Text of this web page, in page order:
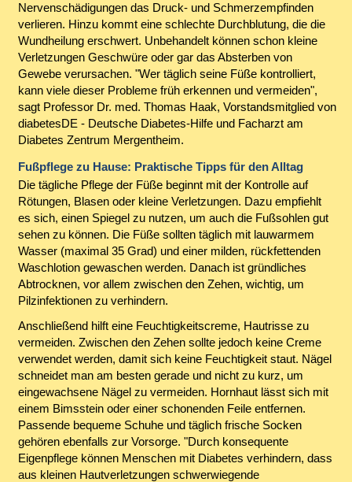
Nervenschädigungen das Druck- und Schmerzempfinden
verlieren. Hinzu kommt eine schlechte Durchblutung, die die
Wundheilung erschwert. Unbehandelt können schon kleine
Verletzungen Geschwüre oder gar das Absterben von
Gewebe verursachen. "Wer täglich seine Füße kontrolliert,
kann viele dieser Probleme früh erkennen und vermeiden",
sagt Professor Dr. med. Thomas Haak, Vorstandsmitglied von
diabetesDE - Deutsche Diabetes-Hilfe und Facharzt am
Diabetes Zentrum Mergentheim.
Fußpflege zu Hause: Praktische Tipps für den Alltag
Die tägliche Pflege der Füße beginnt mit der Kontrolle auf
Rötungen, Blasen oder kleine Verletzungen. Dazu empfiehlt
es sich, einen Spiegel zu nutzen, um auch die Fußsohlen gut
sehen zu können. Die Füße sollten täglich mit lauwarmem
Wasser (maximal 35 Grad) und einer milden, rückfettenden
Waschlotion gewaschen werden. Danach ist gründliches
Abtrocknen, vor allem zwischen den Zehen, wichtig, um
Pilzinfektionen zu verhindern.
Anschließend hilft eine Feuchtigkeitscreme, Hautrisse zu
vermeiden. Zwischen den Zehen sollte jedoch keine Creme
verwendet werden, damit sich keine Feuchtigkeit staut. Nägel
schneidet man am besten gerade und nicht zu kurz, um
eingewachsene Nägel zu vermeiden. Hornhaut lässt sich mit
einem Bimsstein oder einer schonenden Feile entfernen.
Passende bequeme Schuhe und täglich frische Socken
gehören ebenfalls zur Vorsorge. "Durch konsequente
Eigenpflege können Menschen mit Diabetes verhindern, dass
aus kleinen Hautverletzungen schwerwiegende